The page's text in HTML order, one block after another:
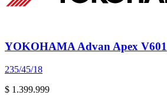
YOKOHAMA Advan Apex V601
235/45/18
$ 1.399.999